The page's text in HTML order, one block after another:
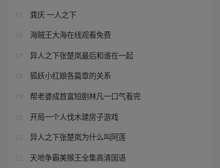
15 龚庆 一人之下
16 海贼王大海在线观看免费
17 异人之下张楚岚最后和谁在一起
18 狐妖小红娘各篇章的关系
19 帮老婆成首富短剧林凡一口气看完
20 开局一个人伐木建房子游戏
21 异人之下张楚岚为什么叫阿莲
22 天地争霸美猴王全集高清国语